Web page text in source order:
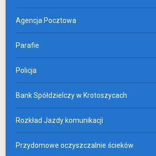
Agencja Pocztowa
Parafie
Policja
Bank Spółdzielczy w Krotoszycach
Rozkład Jazdy komunikacji
Przydomowe oczyszczalnie ścieków